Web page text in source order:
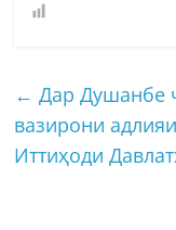
← Дар Душанбе
вазирони
Иттиҳоди